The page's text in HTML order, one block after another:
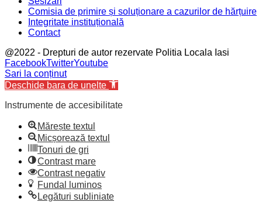
Comisia de primire și soluționare a cazurilor de hărțuire
Integritate instituțională
Contact
@2022 - Drepturi de autor rezervate Politia Locala Iasi
FacebookTwitterYoutube
Sari la conținut
Deschide bara de unelte
Instrumente de accesibilitate
Mărește textul
Micșorează textul
Tonuri de gri
Contrast mare
Contrast negativ
Fundal luminos
Legături subliniate